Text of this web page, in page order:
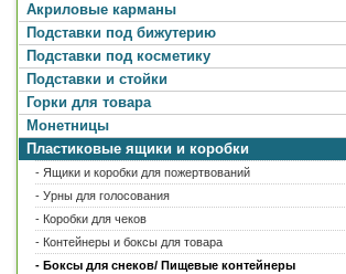
Акриловые карманы
Подставки под бижутерию
Подставки под косметику
Подставки и стойки
Горки для товара
Монетницы
Пластиковые ящики и коробки
- Ящики и коробки для пожертвований
- Урны для голосования
- Коробки для чеков
- Контейнеры и боксы для товара
- Боксы для снеков/ Пищевые контейнеры